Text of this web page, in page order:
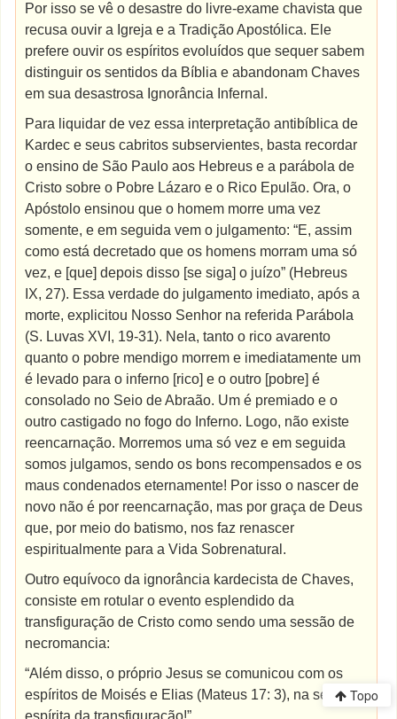
Por isso se vê o desastre do livre-exame chavista que
recusa ouvir a Igreja e a Tradição Apostólica. Ele
prefere ouvir os espíritos evoluídos que sequer sabem
distinguir os sentidos da Bíblia e abandonam Chaves
em sua desastrosa Ignorância Infernal.
Para liquidar de vez essa interpretação antibíblica de
Kardec e seus cabritos subservientes, basta recordar
o ensino de São Paulo aos Hebreus e a parábola de
Cristo sobre o Pobre Lázaro e o Rico Epulão. Ora, o
Apóstolo ensinou que o homem morre uma vez
somente, e em seguida vem o julgamento: “E, assim
como está decretado que os homens morram uma só
vez, e [que] depois disso [se siga] o juízo” (Hebreus
IX, 27). Essa verdade do julgamento imediato, após a
morte, explicitou Nosso Senhor na referida Parábola
(S. Luvas XVI, 19-31). Nela, tanto o rico avarento
quanto o pobre mendigo morrem e imediatamente um
é levado para o inferno [rico] e o outro [pobre] é
consolado no Seio de Abraão. Um é premiado e o
outro castigado no fogo do Inferno. Logo, não existe
reencarnação. Morremos uma só vez e em seguida
somos julgamos, sendo os bons recompensados e os
maus condenados eternamente! Por isso o nascer de
novo não é por reencarnação, mas por graça de Deus
que, por meio do batismo, nos faz renascer
espiritualmente para a Vida Sobrenatural.
Outro equívoco da ignorância kardecista de Chaves,
consiste em rotular o evento esplendido da
transfiguração de Cristo como sendo uma sessão de
necromancia:
“Além disso, o próprio Jesus se comunicou com os
espíritos de Moisés e Elias (Mateus 17: 3), na sessãoTopo